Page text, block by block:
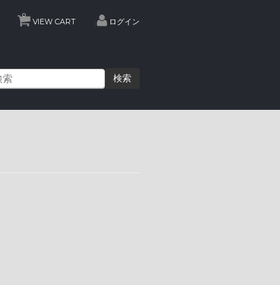
VIEW CART
0
ログイン
検索